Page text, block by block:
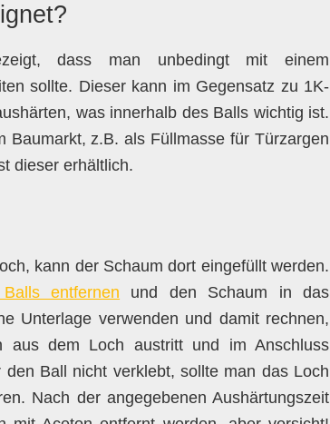
dass man unbedingt mit einem
sollte. Dieser kann im Gegensatz zu 1K-
was innerhalb des Balls wichtig ist.
Baumarkt, z.B. als Füllmasse für Türzargen
dieser erhältlich.
kann der Schaum dort eingefüllt werden.
entfernen und den Schaum in das
Unterlage verwenden und damit rechnen,
aus dem Loch austritt und im Anschluss
Ball nicht verklebt, sollte man das Loch
Nach der angegebenen Aushärtungszeit